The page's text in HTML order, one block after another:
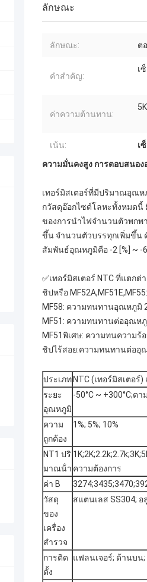
ลักษณะ
ลักษณะ: ต
คําสําคัญ:
เ
ค่าความต้านทาน:
เน้น: เ
ความมั่นคงสูง การตอบสนอ
เทอร์มิสเตอร์ที่มีปริมาณอุณห
กวัสดุอ๊อกไซด์โลหะทั้งหมดนี้
ของการนําไฟจํานวนตัวพกพ
ขึ้น จํานวนตัวบรรทุกเพิ่มขึ้น
สัมพันธ์อุณหภูมิคือ -2 [%] ~ -
✅เทอร์มิสเตอร์ NTC ที่แตก
ชิปหรือ
MF58: ความทนทานอุณหภูมิ
MF51: ความทนทานต่ออุณห
MF51พิเศษ: ความทนความร้
ชิปไร้สอย:ความทนทานต่ออุ
ประเภท NTC (เทอร์มิสเตอร์
ระยะ
อุณหภูมิ
-50°C ~ +300°C;ต
ความ
ถูกต้อง
1%; 5%; 10%
NT1 ปริ
มาณน้ํา ความต้องการ
ค่า B
วัสดุ
ของ
เครื่อง
สํารวจ
สแตนเลส SS304;
การติด
ตั้ง
แฟลนเจอร์; ด้านบน;